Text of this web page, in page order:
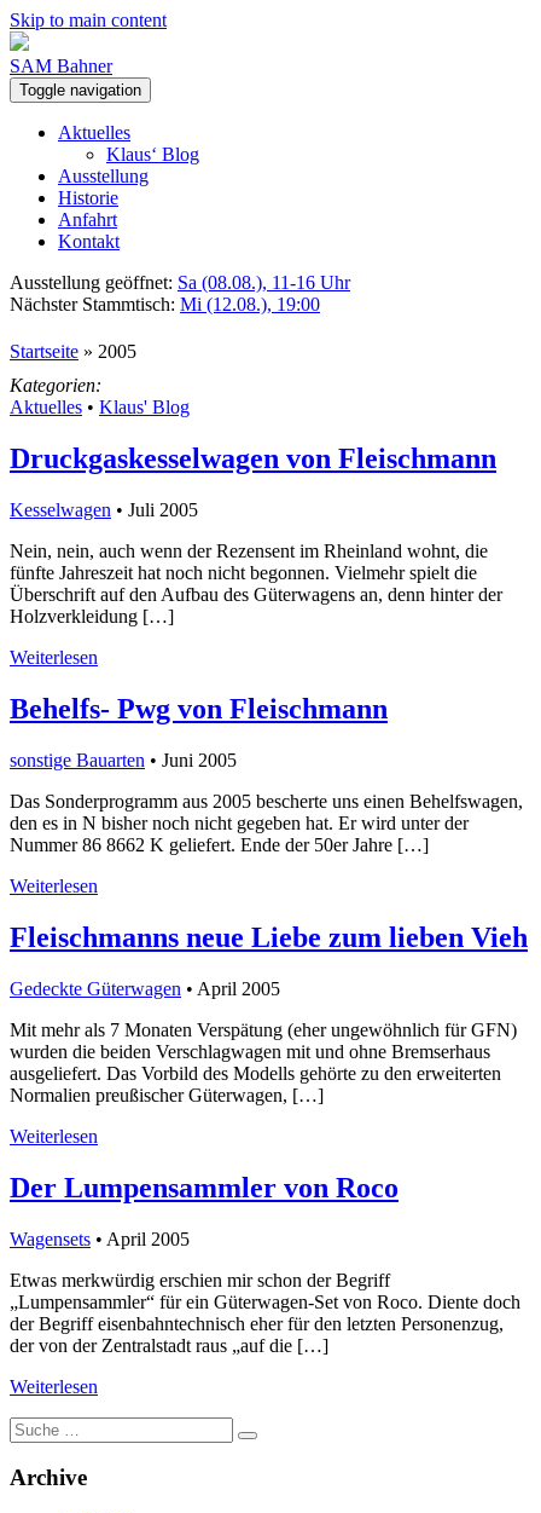
Skip to main content
SAM Bahner
Toggle navigation
Aktuelles
Klaus‘ Blog
Ausstellung
Historie
Anfahrt
Kontakt
Ausstellung geöffnet: Sa (08.08.), 11-16 Uhr
Nächster Stammtisch: Mi (12.08.), 19:00
Startseite » 2005
Kategorien:
Aktuelles • Klaus' Blog
Druckgaskesselwagen von Fleischmann
Kesselwagen • Juli 2005
Nein, nein, auch wenn der Rezensent im Rheinland wohnt, die
fünfte Jahreszeit hat noch nicht begonnen. Vielmehr spielt die
Überschrift auf den Aufbau des Güterwagens an, denn hinter der
Holzverkleidung […]
Weiterlesen
Behelfs- Pwg von Fleischmann
sonstige Bauarten • Juni 2005
Das Sonderprogramm aus 2005 bescherte uns einen Behelfswagen,
den es in N bisher noch nicht gegeben hat. Er wird unter der
Nummer 86 8662 K geliefert. Ende der 50er Jahre […]
Weiterlesen
Fleischmanns neue Liebe zum lieben Vieh
Gedeckte Güterwagen • April 2005
Mit mehr als 7 Monaten Verspätung (eher ungewöhnlich für GFN)
wurden die beiden Verschlagwagen mit und ohne Bremserhaus
ausgeliefert. Das Vorbild des Modells gehörte zu den erweiterten
Normalien preußischer Güterwagen, […]
Weiterlesen
Der Lumpensammler von Roco
Wagensets • April 2005
Etwas merkwürdig erschien mir schon der Begriff
„Lumpensammler“ für ein Güterwagen-Set von Roco. Diente doch
der Begriff eisenbahntechnisch eher für den letzten Personenzug,
der von der Zentralstadt raus „auf die […]
Weiterlesen
Suche
nach:
Archive